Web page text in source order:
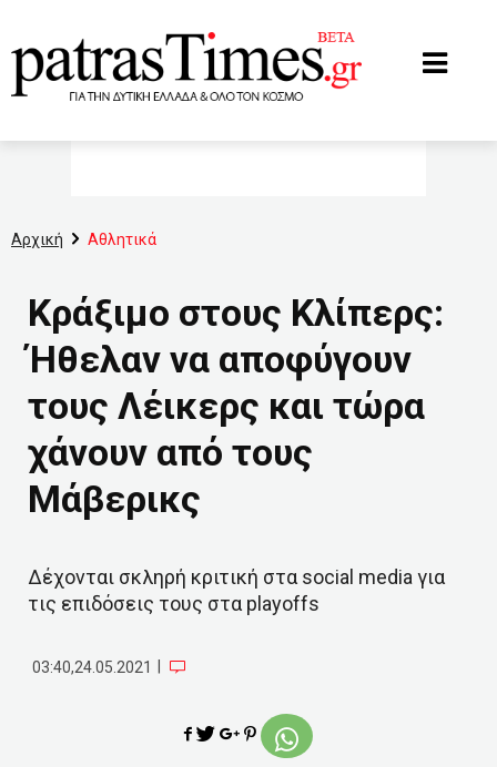
Αρχική Αθλητικά
Κράξιμο στους Κλίπερς:
Ήθελαν να αποφύγουν
τους Λέικερς και τώρα
χάνουν από τους
Μάβερικς
Δέχονται σκληρή κριτική στα social media για
τις επιδόσεις τους στα playoffs
03:40,24.05.2021